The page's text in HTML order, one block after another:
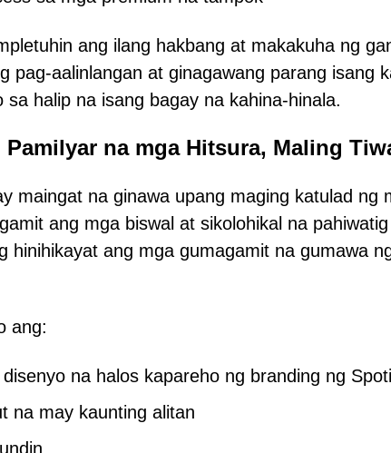
ang ilang hakbang at makakuha ng
pag-aalinlangan at ginagawang parang isang
halip na isang bagay na kahina-hinala.
na mga Hitsura, Maling
maingat na ginawa upang maging katulad ng
ang mga biswal at sikolohikal na
hinihikayat ang mga gumagamit na gumawa
ang:
na halos kapareho ng branding ng
na may kaunting alitan